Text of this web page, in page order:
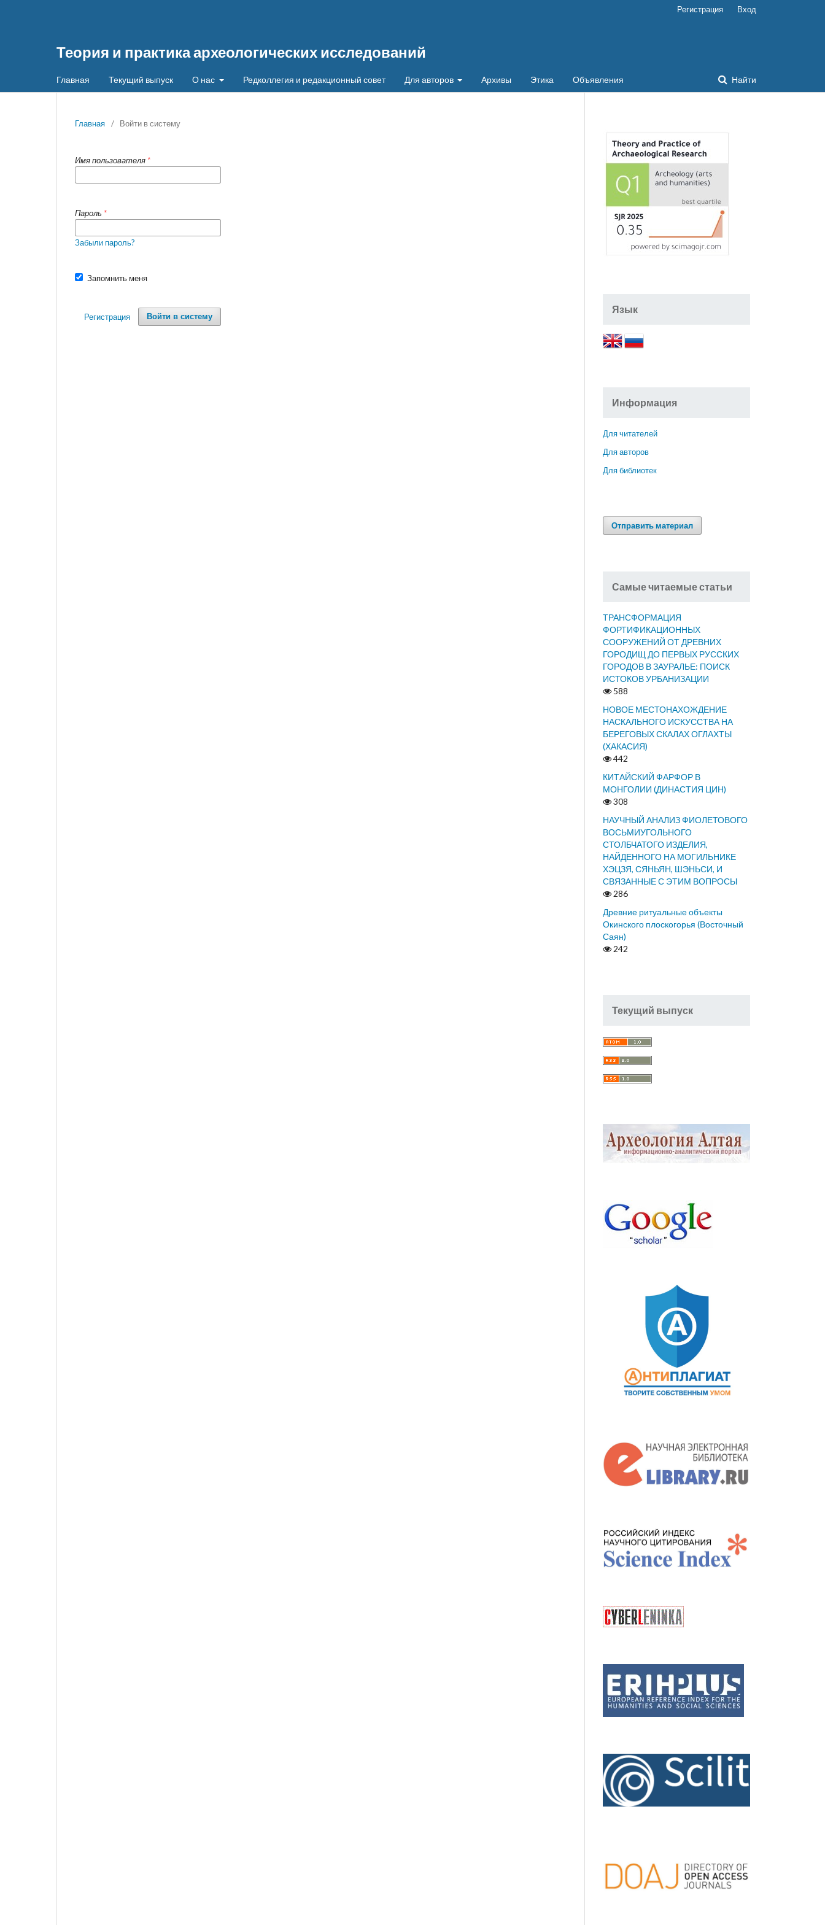
Теория и практика археологических исследований
Главная Текущий выпуск О нас Редколлегия и редакционный совет Для авторов Архивы Этика Объявления Найти
Регистрация Вход
Главная / Войти в систему
Имя пользователя *
Пароль *
Забыли пароль?
Запомнить меня
Войти в систему
Регистрация
Язык
Информация
Для читателей
Для авторов
Для библиотек
Отправить материал
Самые читаемые статьи
ТРАНСФОРМАЦИЯ
ФОРТИФИКАЦИОННЫХ
СООРУЖЕНИЙ ОТ ДРЕВНИХ
ГОРОДИЩ ДО ПЕРВЫХ РУССКИХ
ГОРОДОВ В ЗАУРАЛЬЕ: ПОИСК
ИСТОКОВ УРБАНИЗАЦИИ
588
НОВОЕ МЕСТОНАХОЖДЕНИЕ
НАСКАЛЬНОГО ИСКУССТВА НА
БЕРЕГОВЫХ СКАЛАХ ОГЛАХТЫ
(ХАКАСИЯ)
442
КИТАЙСКИЙ ФАРФОР В
МОНГОЛИИ (ДИНАСТИЯ ЦИН)
308
НАУЧНЫЙ АНАЛИЗ ФИОЛЕТОВОГО
ВОСЬМИУГОЛЬНОГО
СТОЛБЧАТОГО ИЗДЕЛИЯ,
НАЙДЕННОГО НА МОГИЛЬНИКЕ
ХЭЦЗЯ, СЯНЬЯН, ШЭНЬСИ, И
СВЯЗАННЫЕ С ЭТИМ ВОПРОСЫ
286
Древние ритуальные объекты
Окинского плоскогорья (Восточный
Саян)
242
Текущий выпуск